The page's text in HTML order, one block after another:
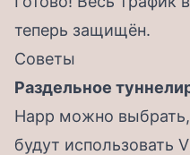
теперь защищён.
Советы
Раздельное
Happ можно
будут использовать